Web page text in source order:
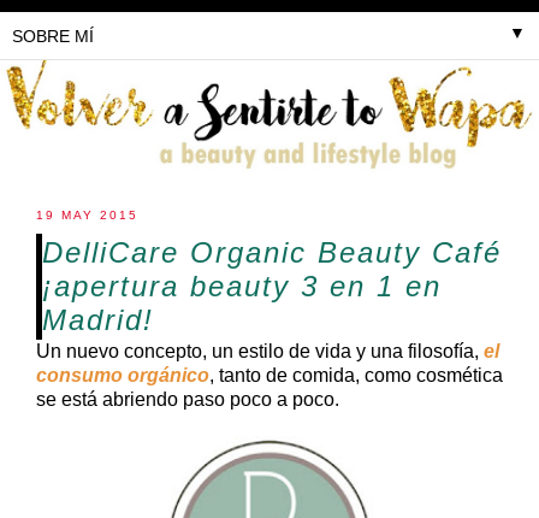
▼
19 MAY 2015
DelliCare Organic Beauty Café
¡apertura beauty 3 en 1 en
Madrid!
Un nuevo concepto, un estilo de vida y una filosofía, el
consumo orgánico, tanto de comida, como cosmética
se está abriendo paso poco a poco.